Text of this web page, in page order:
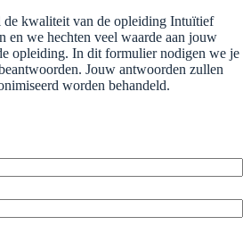
kwaliteit van de opleiding Intuïtief
en we hechten veel waarde aan jouw
opleiding. In dit formulier nodigen we je
Jouw antwoorden zullen
worden behandeld.